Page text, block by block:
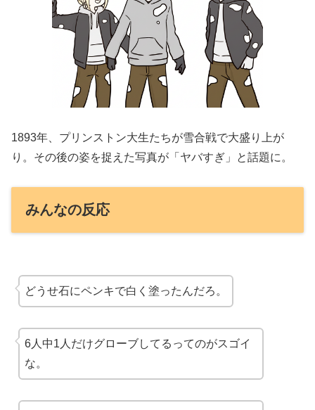
1893年、プリンストン大生たちが雪合戦で大盛り上が
り。その後の姿を捉えた写真が「ヤバすぎ」と話題に。
みんなの反応
どうせ石にペンキで白く塗ったんだろ。
6人中1人だけグローブしてるってのがスゴイ
な。